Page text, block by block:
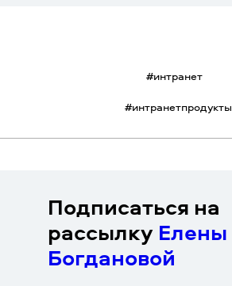
#интранет
#интранетпродукты
Подписаться на
рассылку Елены
Богдановой